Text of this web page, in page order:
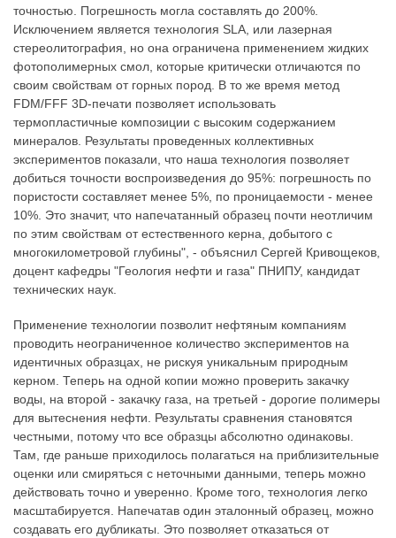
точностью. Погрешность могла составлять до 200%.
Исключением является технология SLA, или лазерная
стереолитография, но она ограничена применением жидких
фотополимерных смол, которые критически отличаются по
своим свойствам от горных пород. В то же время метод
FDM/FFF 3D-печати позволяет использовать
термопластичные композиции с высоким содержанием
минералов. Результаты проведенных коллективных
экспериментов показали, что наша технология позволяет
добиться точности воспроизведения до 95%: погрешность по
пористости составляет менее 5%, по проницаемости - менее
10%. Это значит, что напечатанный образец почти неотличим
по этим свойствам от естественного керна, добытого с
многокилометровой глубины", - объяснил Сергей Кривощеков,
доцент кафедры "Геология нефти и газа" ПНИПУ, кандидат
технических наук.
Применение технологии позволит нефтяным компаниям
проводить неограниченное количество экспериментов на
идентичных образцах, не рискуя уникальным природным
керном. Теперь на одной копии можно проверить закачку
воды, на второй - закачку газа, на третьей - дорогие полимеры
для вытеснения нефти. Результаты сравнения становятся
честными, потому что все образцы абсолютно одинаковы.
Там, где раньше приходилось полагаться на приблизительные
оценки или смиряться с неточными данными, теперь можно
действовать точно и уверенно. Кроме того, технология легко
масштабируется. Напечатав один эталонный образец, можно
создавать его дубликаты. Это позволяет отказаться от